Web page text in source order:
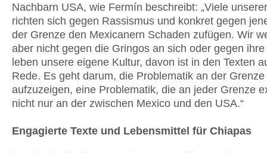
Nachbarn USA, wie Fermín beschreibt: „Viele
richten sich gegen Rassismus und konkret gegen
der Grenze den Mexicanern Schaden zufügen. Wir
aber nicht gegen die Gringos an sich oder gegen
leben unsere eigene Kultur, davon ist in den Texten
Rede. Es geht darum, die Problematik an der Grenze
aufzuzeigen, eine Problematik, die an jeder Grenze
nicht nur an der zwischen Mexico und den USA.“
Engagierte Texte und Lebensmittel für Chiapas